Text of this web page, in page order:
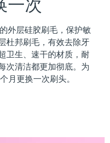
一次
外层硅胶刷毛，保护敏
杜邦刷毛，有效去除牙
卫生、速干的材质，耐
次清洁都更加彻底。为
月更换一次刷头。